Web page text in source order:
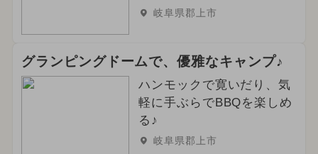
岐阜県郡上市
グランピングドームで、優雅なキャンプ♪
ハンモックで寛いだり、気
軽に手ぶらでBBQを楽しめ
る♪
岐阜県郡上市